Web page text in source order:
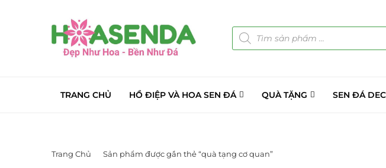
TRANG CHỦ HỒ ĐIỆP VÀ HOA SEN ĐÁ QUÀ TẶNG SEN ĐÁ
LỌC BỞI GIÁ DANH MỤC SẢN PHẨM
Trang Chủ Sản phẩm được gắn thẻ “quà tạng cơ quan”